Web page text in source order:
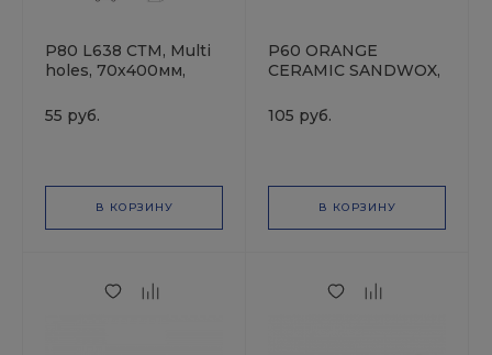
P80 L638 СТМ, Multi
holes, 70х400мм,
шлифовальная на
плёночной основе
55 руб.
В КОРЗИНУ
P60 ORANGE
CERAMIC SANDWOX,
Полоска
шлифовальная на
105 руб.
В КОРЗИНУ